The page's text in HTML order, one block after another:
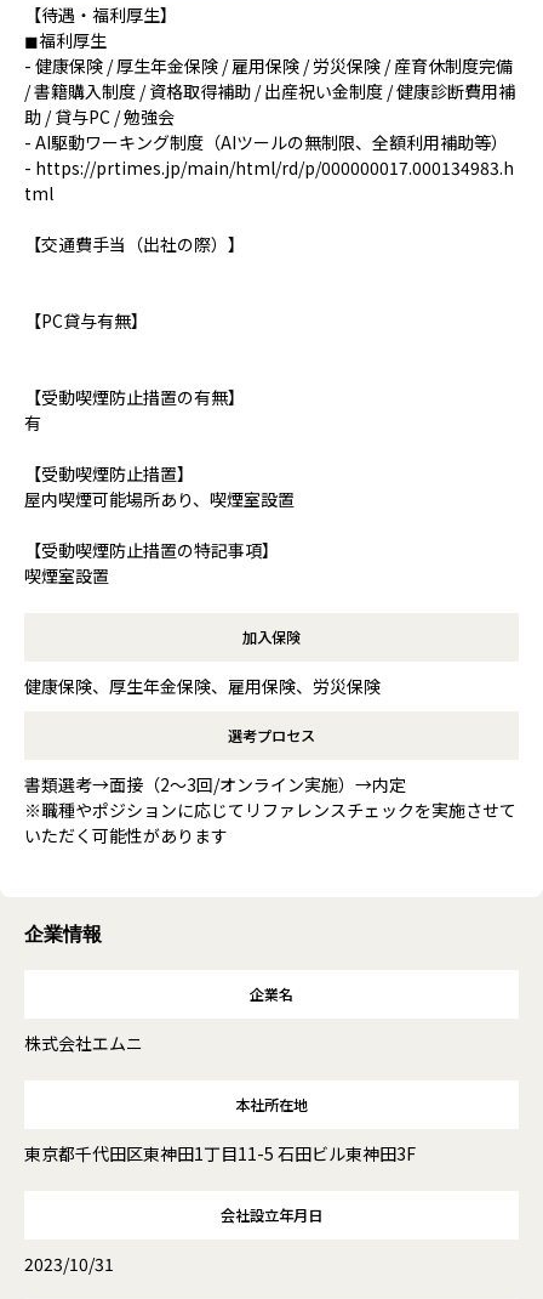
【待遇・福利厚生】
◼︎福利厚生
- 健康保険 / 厚⽣年⾦保険 / 雇⽤保険 / 労災保険 / 産育休制度完備
/ 書籍購入制度 / 資格取得補助 / 出産祝い金制度 / 健康診断費用補
助 / 貸与PC / 勉強会
- AI駆動ワーキング制度（AIツールの無制限、全額利用補助等）
- https://prtimes.jp/main/html/rd/p/000000017.000134983.h
tml
【交通費手当（出社の際）】
【PC貸与有無】
【受動喫煙防止措置の有無】
有
【受動喫煙防止措置】
屋内喫煙可能場所あり、喫煙室設置
【受動喫煙防止措置の特記事項】
喫煙室設置
加入保険
健康保険、厚生年金保険、雇用保険、労災保険
選考プロセス
書類選考→面接（2～3回/オンライン実施）→内定
※職種やポジションに応じてリファレンスチェックを実施させて
いただく可能性があります
企業情報
企業名
株式会社エムニ
本社所在地
東京都千代田区東神田1丁目11-5 石田ビル東神田3F
会社設立年月日
2023/10/31